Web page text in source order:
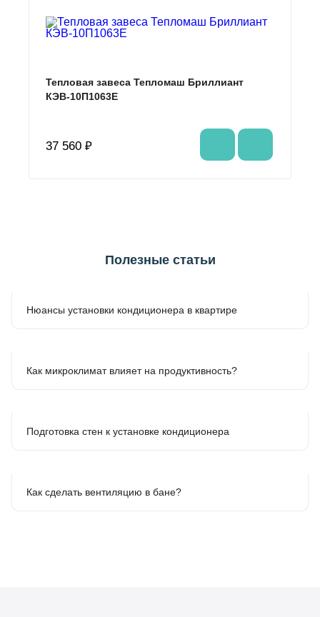
Тепловая завеса Тепломаш Бриллиант
КЭВ-10П1063E
37 560 ₽
Полезные статьи
Нюансы установки кондиционера в квартире
Как микроклимат влияет на продуктивность?
Подготовка стен к установке кондиционера
Как сделать вентиляцию в бане?